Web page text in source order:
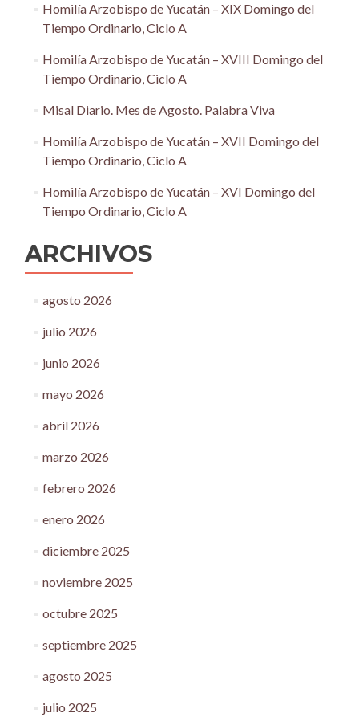
Homilía Arzobispo de Yucatán – XIX Domingo del
Tiempo Ordinario, Ciclo A
Homilía Arzobispo de Yucatán – XVIII Domingo del
Tiempo Ordinario, Ciclo A
Misal Diario. Mes de Agosto. Palabra Viva
Homilía Arzobispo de Yucatán – XVII Domingo del
Tiempo Ordinario, Ciclo A
Homilía Arzobispo de Yucatán – XVI Domingo del
Tiempo Ordinario, Ciclo A
ARCHIVOS
agosto 2026
julio 2026
junio 2026
mayo 2026
abril 2026
marzo 2026
febrero 2026
enero 2026
diciembre 2025
noviembre 2025
octubre 2025
septiembre 2025
agosto 2025
julio 2025